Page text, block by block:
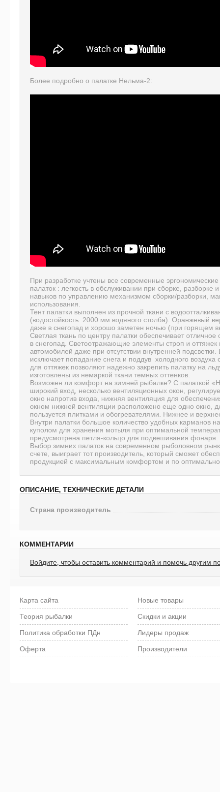
Более подробно о палатке Нельма-2:
При разработке учтены все современные
палаток : легкость в обслуживании при сборке, разборке
навыков по управлению механизмом сборки/разборки,
использования.
Тент палатки выполнен из прочной ткани с
(водостойкость 2000 мм водяного столба). Оранжевый
даже в снегопад и хорошо заметен ночью (при горящем
Светлая ткань по центру палатки обеспечивает
в снегопад. Светоотражающие элементы строп и
автомобилей даже при отсутствии внутренней
исключает попадание снега и поддув холодного
для оттяжек позволяют надежно закрепить палатку на
изготовлены из немаркой ткани темных оттенков.
Возможен ли комфорт на зимней рыбалке? С палаткой
широкий вход, несколько вентиляционных окон,
окно напротив входа, нижняя вентиляция для
окном нижней вентиляции расположено еще одно окно,
пользуется плитками и обогревателями. Нижнее и
Внутри палатки большое количество удобных карманов
куполом для хранения мотыля при оптимальной
предусмотрена петля-кольцо для подвешивания фонаря.
Выбор зимних палаток на современном рыболовном
счете, выиграет тот производитель, который сможет
продукцией с максимальным комфортом и по
ОПИСАНИЕ, ТЕХНИЧЕСКИЕ ДЕТАЛИ
Страна производитель
КОММЕНТАРИИ
Войдите, чтобы оставить комментарий и помочь другим
Карта сайта
Теория рыбалки
Политика обработки ПДн
Оферта
Новые товары
Скидки и акции
Лидеры продаж
Производители